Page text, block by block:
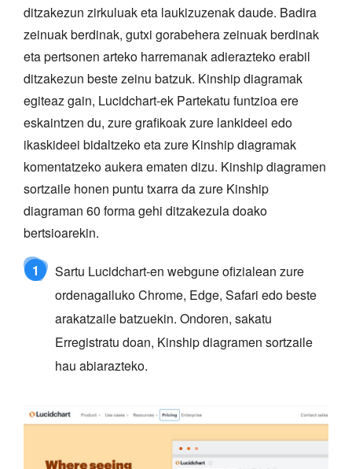
ditzakezun zirkuluak eta laukizuzenak daude. Badira
zeinuak berdinak, gutxi gorabehera zeinuak berdinak
eta pertsonen arteko harremanak adierazteko erabil
ditzakezun beste zeinu batzuk. Kinship diagramak
egiteaz gain, Lucidchart-ek Partekatu funtzioa ere
eskaintzen du, zure grafikoak zure lankideei edo
ikaskideei bidaltzeko eta zure Kinship diagramak
komentatzeko aukera ematen dizu. Kinship diagramen
sortzaile honen puntu txarra da zure Kinship
diagraman 60 forma gehi ditzakezula doako
bertsioarekin.
1
Sartu Lucidchart-en webgune ofizialean zure
ordenagailuko Chrome, Edge, Safari edo beste
arakatzaile batzuekin. Ondoren, sakatu
Erregistratu doan, Kinship diagramen sortzaile
hau abiarazteko.